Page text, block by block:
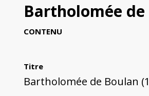
Bartholomée de
CONTENU
Titre
Bartholomée de Boulan